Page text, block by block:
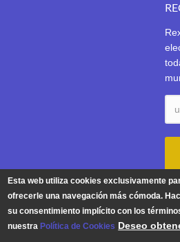
Aviso Legal |Política de
Esta web utiliza cookies exclusivamente
ofrecerle una navegación más cómoda.
su consentimiento implícito con los
nuestra Política de Cookies Deseo